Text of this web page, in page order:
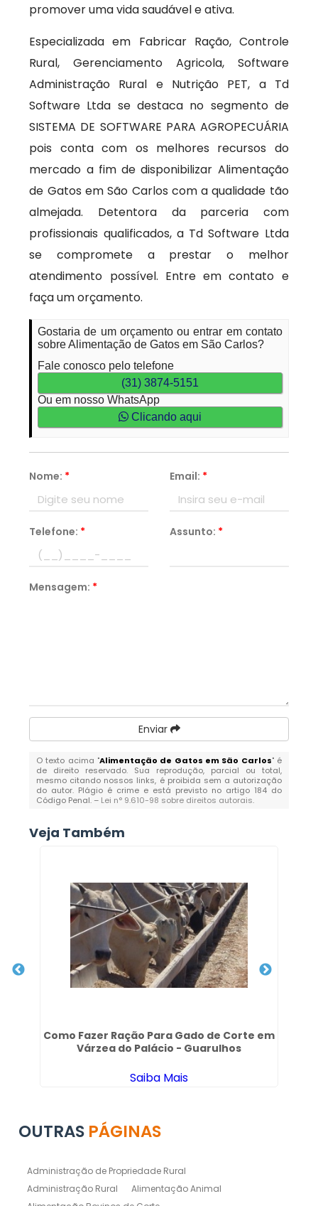
promover uma vida saudável e ativa.
Especializada em Fabricar Ração, Controle
Rural, Gerenciamento Agricola, Software
Administração Rural e Nutrição PET, a Td
Software Ltda se destaca no segmento de
SISTEMA DE SOFTWARE PARA AGROPECUÁRIA
pois conta com os melhores recursos do
mercado a fim de disponibilizar Alimentação
de Gatos em São Carlos com a qualidade tão
almejada. Detentora da parceria com
profissionais qualificados, a Td Software Ltda
se compromete a prestar o melhor
atendimento possível. Entre em contato e
faça um orçamento.
Gostaria de um orçamento ou entrar em contato
sobre Alimentação de Gatos em São Carlos?
Fale conosco pelo telefone
(31) 3874-5151
Ou em nosso WhatsApp
Clicando aqui
Nome: * Email: *
Telefone: * Assunto: *
Mensagem: *
Enviar
O texto acima "Alimentação de Gatos em São Carlos" é
de direito reservado. Sua reprodução, parcial ou total,
mesmo citando nossos links, é proibida sem a autorização
do autor. Plágio é crime e está previsto no artigo 184 do
Código Penal. – Lei n° 9.610-98 sobre direitos autorais.
Veja Também
Como Fazer Ração Para Gado de Corte em
Várzea do Palácio - Guarulhos
Saiba Mais
OUTRAS PÁGINAS
Administração de Propriedade Rural
Administração Rural
Alimentação Animal